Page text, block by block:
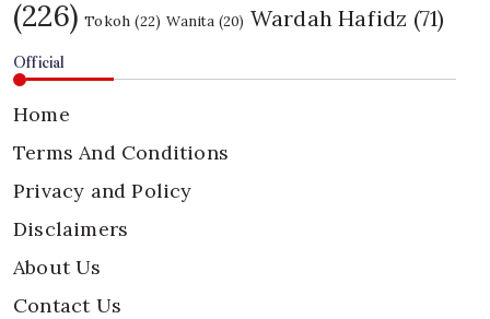
(226) Tokoh (22) Wanita (20) Wardah Hafidz (71)
Official
Home
Terms And Conditions
Privacy and Policy
Disclaimers
About Us
Contact Us